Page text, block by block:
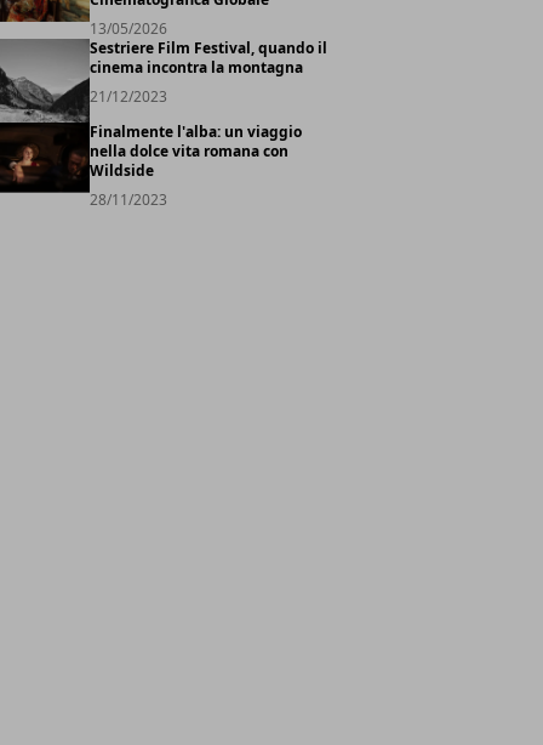
13/05/2026
Sestriere Film Festival, quando il
cinema incontra la montagna
21/12/2023
Finalmente l'alba: un viaggio
nella dolce vita romana con
Wildside
28/11/2023